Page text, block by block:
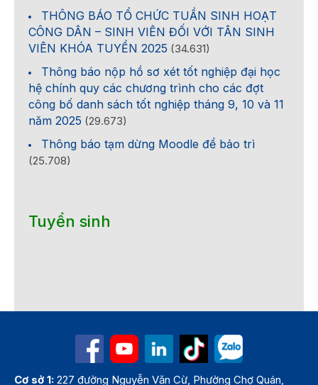
THÔNG BÁO TỔ CHỨC TUẦN SINH HOẠT
CÔNG DÂN – SINH VIÊN ĐỐI VỚI TÂN SINH
VIÊN KHÓA TUYỂN 2025 (34.631)
Thông báo nộp hồ sơ xét tốt nghiệp đại học
hệ chính quy các chương trình cho các đợt
công bố danh sách tốt nghiệp tháng 9, 10 và 11
năm 2025 (29.673)
Thông báo tạm dừng Moodle để bảo trì
(25.708)
Tuyển sinh
Cơ sở 1: 227 đường Nguyễn Văn Cừ, Phường Chợ Quán,